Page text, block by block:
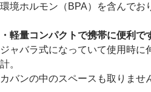
環境ホルモン（BPA）を含んでお
・軽量コンパクトで携帯に便利で
ジャバラ式になっていて使用時に
計。
カバンの中のスペースも取りませ